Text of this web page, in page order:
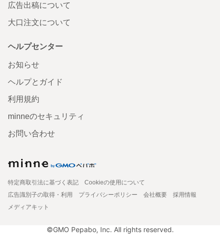
広告出稿について
大口注文について
ヘルプセンター
お知らせ
ヘルプとガイド
利用規約
minneのセキュリティ
お問い合わせ
特定商取引法に基づく表記
Cookieの使用について
広告識別子の取得・利用
プライバシーポリシー 会社概要
採用情報
メディアキット
©GMO Pepabo, Inc. All rights reserved.